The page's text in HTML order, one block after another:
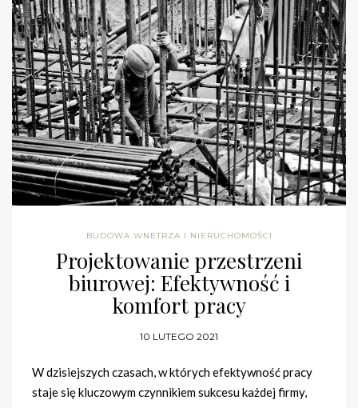
BUDOWA WNETRZA I NIERUCHOMOŚCI
Projektowanie przestrzeni
biurowej: Efektywność i
komfort pracy
10 LUTEGO 2021
W dzisiejszych czasach, w których efektywność pracy
staje się kluczowym czynnikiem sukcesu każdej firmy,